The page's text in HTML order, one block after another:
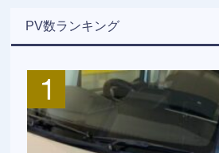
PV数ランキング